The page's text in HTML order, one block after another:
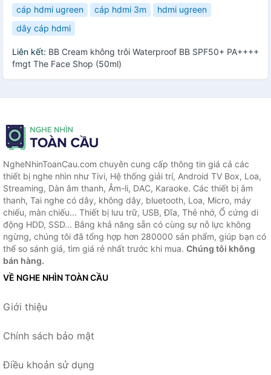
cáp hdmi ugreen
cáp hdmi 3m
hdmi ugreen
dây cáp hdmi
Liên kết: BB Cream không trôi Waterproof BB SPF50+ PA++++
fmgt The Face Shop (50ml)
NgheNhinToanCau.com chuyên cung cấp thông tin giá cả các
thiết bị nghe nhìn như Tivi, Hệ thống giải trí, Android TV Box, Loa,
Streaming, Dàn âm thanh, Âm-li, DAC, Karaoke. Các thiết bị âm
thanh, Tai nghe có dây, không dây, bluetooth, Loa, Micro, máy
chiếu, màn chiếu... Thiết bị lưu trữ, USB, Đĩa, Thẻ nhớ, Ổ cứng di
động HDD, SSD... Bằng khả năng sẵn có cùng sự nỗ lực không
ngừng, chúng tôi đã tổng hợp hơn 280000 sản phẩm, giúp bạn có
thể so sánh giá, tìm giá rẻ nhất trước khi mua. Chúng tôi không
bán hàng.
VỀ NGHE NHÌN TOÀN CẦU
Giới thiệu
Chính sách bảo mật
Điều khoản sử dụng